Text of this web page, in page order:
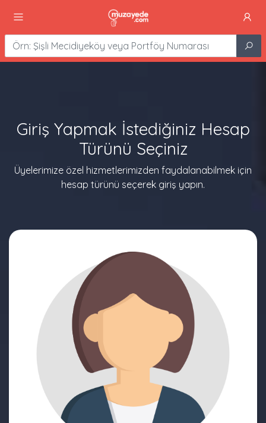
Giriş Yapmak İstediğiniz Hesap
Türünü Seçiniz
Üyelerimize özel hizmetlerimizden faydalanabilmek için
hesap türünü seçerek giriş yapın.